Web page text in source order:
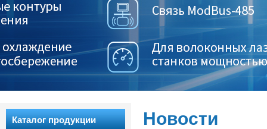
Каталог продукции Новости